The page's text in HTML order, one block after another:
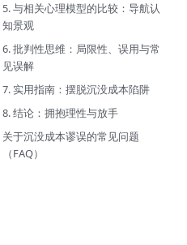
5. 与相关心理模型的比较：导航认
知景观
6. 批判性思维：局限性、误用与常
见误解
7. 实用指南：摆脱沉没成本陷阱
8. 结论：拥抱理性与放手
关于沉没成本谬误的常见问题
（FAQ）